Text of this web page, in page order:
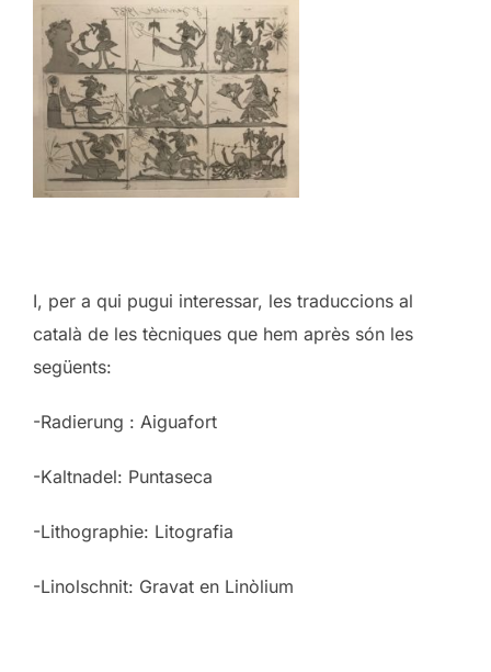
I, per a qui pugui interessar, les traduccions al
català de les tècniques que hem après són les
següents:
-Radierung : Aiguafort
-Kaltnadel: Puntaseca
-Lithographie: Litografia
-Linolschnit: Gravat en Linòlium